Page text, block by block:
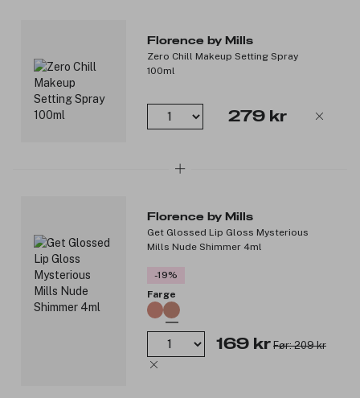
Florence by Mills
Zero Chill Makeup Setting Spray
100ml
279 kr
Florence by Mills
Get Glossed Lip Gloss Mysterious
Mills Nude Shimmer 4ml
-19%
Farge
169 kr Før: 209 kr